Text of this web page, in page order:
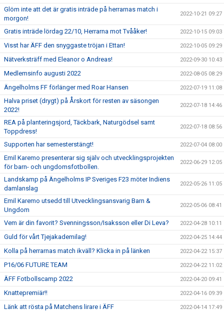
Glöm inte att det är gratis inträde på herrarnas match i
morgon!
2022-10-21 09:27
Gratis inträde lördag 22/10, Herrarna mot Tvååker! 2022-10-15 09:03
Visst har ÄFF den snyggaste tröjan i Ettan! 2022-10-05 09:29
Nätverksträff med Eleanor o Andreas! 2022-09-30 10:43
Medlemsinfo augusti 2022 2022-08-05 08:29
Ängelholms FF förlänger med Roar Hansen 2022-07-19 11:08
Halva priset (drygt) på Årskort för resten av säsongen
2022!
2022-07-18 14:46
REA på planteringsjord, Täckbark, Naturgödsel samt
Toppdress!
2022-07-18 08:56
Supporten har semesterstängt! 2022-07-04 08:00
Emil Karemo presenterar sig själv och utvecklingsprojekten
för barn- och ungdomsfotbollen.
2022-06-29 12:05
Landskamp på Ängelholms IP Sveriges F23 möter Indiens
damlanslag
2022-05-26 11:05
Emil Karemo utsedd till Utvecklingsansvarig Barn &
Ungdom
2022-05-06 08:41
Vem är din favorit? Svenningsson/Isaksson eller Di Leva? 2022-04-28 10:11
Guld för vårt Tjejakademilag! 2022-04-25 14:44
Kolla på herrarnas match ikväll? Klicka in på länken 2022-04-22 15:37
P16/06 FUTURE TEAM 2022-04-22 11:02
ÄFF Fotbollscamp 2022 2022-04-20 09:41
Knattepremiär!! 2022-04-16 09:39
Länk att rösta på Matchens lirare i ÄFF 2022-04-14 17:49